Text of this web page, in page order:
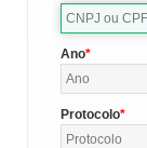
Ano
Protocolo